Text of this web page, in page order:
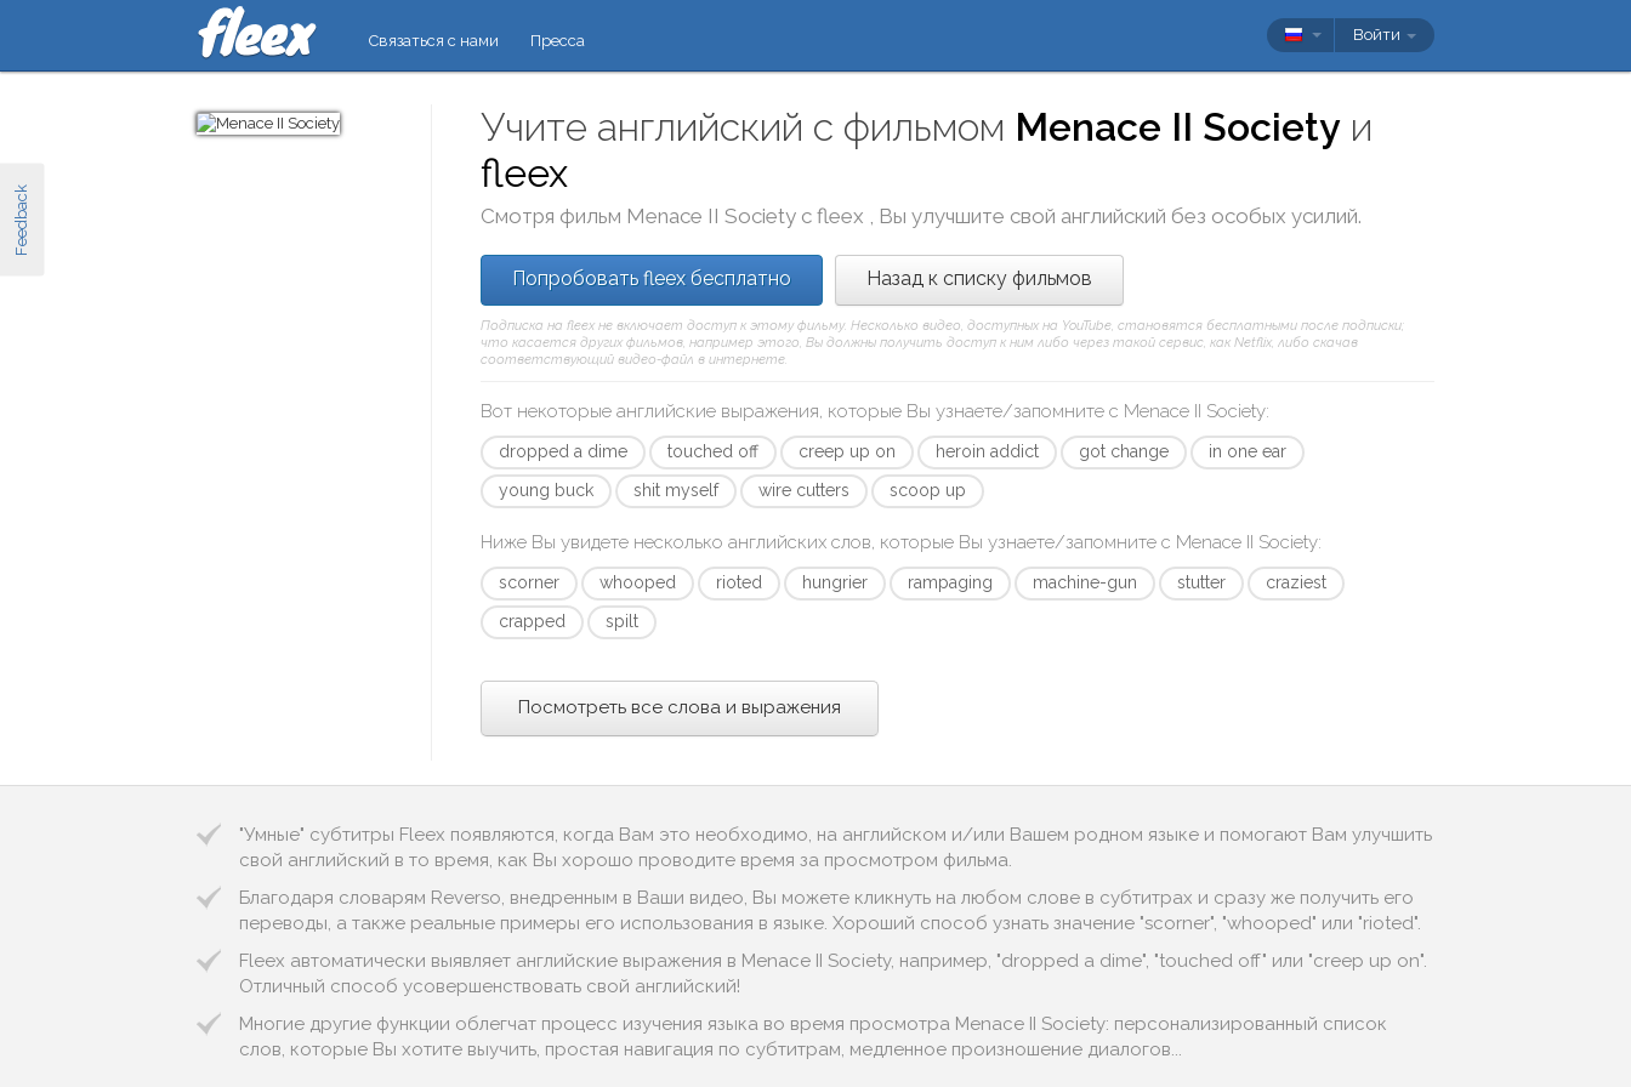
Feedback
Связаться с нами Пресса Войти
Учите английский с фильмом Menace II Society и
fleex
Смотря фильм Menace II Society сfleex , Вы улучшите свой английский без особых усилий.
Попробовать fleex бесплатно Назад к списку фильмов
Подписка на fleex не включает доступ к этому фильму. Несколько видео, доступных на YouTube, становятся бесплатными после подписки;
что касается других фильмов, например этого, Вы должны получить доступ к ним либо через такой сервис, как Netflix, либо скачав
соответствующий видео-файл в интернете.
Вот некоторые английские выражения, которые Вы узнаете/запомните с Menace II Society:
dropped a dime touched off creep up on heroin addict got change
in one ear
young buck
shit myself wire cutters scoop up
Ниже Вы увидете несколько английских слов, которые Вы узнаете/запомните с Menace II Society:
scorner whooped rioted hungrier rampaging machine-gun stutter
craziest
crapped
spilt
Посмотреть все слова и выражения
"Умные" субтитры Fleex появляются, когда Вам это необходимо, на английском и/или Вашем родном языке и помогают Вам улучшить
свой английский в то время, как Вы хорошо проводите время за просмотром фильма.
Благодаря словарям Reverso, внедренным в Ваши видео, Вы можете кликнуть на любом слове в субтитрах и сразу же получить его
переводы, а также реальные примеры его использования в языке. Хороший способ узнать значение "scorner", "whooped" или "rioted".
Fleex автоматически выявляет английские выражения в Menace II Society, например, "dropped a dime", "touched off" или "creep up on".
Отличный способ усовершенствовать свой английский!
Многие другие функции облегчат процесс изучения языка во время просмотра Menace II Society: персонализированный список
слов, которые Вы хотите выучить, простая навигация по субтитрам, медленное произношение диалогов...